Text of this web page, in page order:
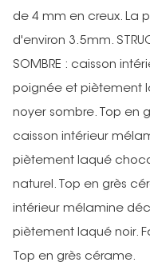
de 4 mm en creux. La
d'environ 3.5mm.
SOMBRE : caisson
poignée et piètement
noyer sombre. Top en
caisson intérieur
piètement laqué
naturel. Top en grès
intérieur mélamine
piètement laqué noir.
Top en grès cérame.